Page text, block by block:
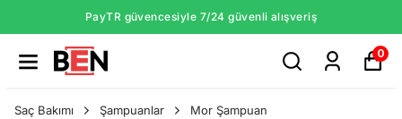
PayTR güvencesiyle 7/24 güvenli alışveriş
0
Saç Bakımı Şampuanlar
Mor Şampuan